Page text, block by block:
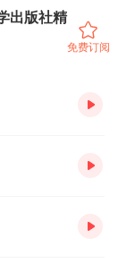
出版社精
免费订阅